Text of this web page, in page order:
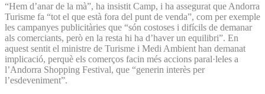
“Hem d’anar de la mà”, ha insistit Camp, i ha assegurat que Andorra
Turisme fa “tot el que està fora del punt de venda”, com per exemple
les campanyes publicitàries que “són costoses i difícils de demanar
als comerciants, però en la resta hi ha d’haver un equilibri”. En
aquest sentit el ministre de Turisme i Medi Ambient han demanat
implicació, perquè els comerços facin més accions paral·leles a
l’Andorra Shopping Festival, que “generin interès per
l’esdeveniment”.